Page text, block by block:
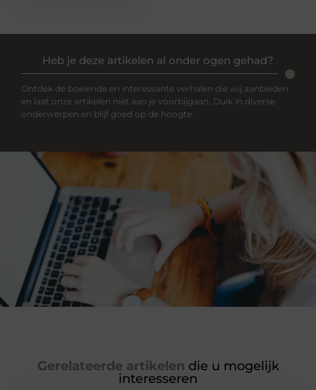
Heb je deze artikelen al onder ogen gehad?
Ontdek de boeiende en interessante verhalen die wij aanbieden
en laat onze artikelen niet aan je voorbijgaan. Duik in diverse
onderwerpen en blijf goed op de hoogte.
Gerelateerde artikelen die u mogelijk
interesseren